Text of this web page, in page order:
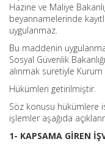
Hazine ve Maliye
beyannamelerinde
uygulanmaz.
Bu maddenin
Sosyal Güvenlik
alınmak suretiyle
Hükümleri getirilmiştir.
Söz konusu hükümlere
işlemler aşağıda
1- KAPSAMA GİREN